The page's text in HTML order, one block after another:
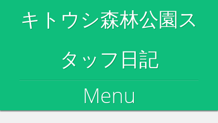
キトウシ森林公園ス
タッフ日記
Menu